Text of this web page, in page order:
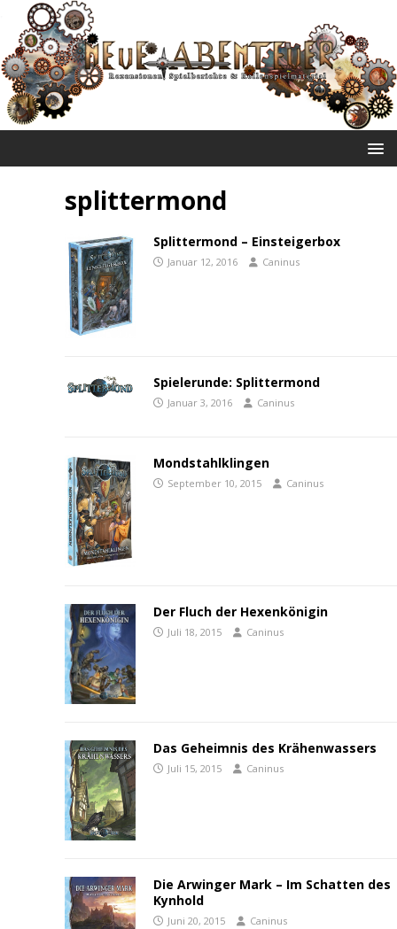
splittermond
Splittermond – Einsteigerbox
Januar 12, 2016 Caninus
Spielerunde: Splittermond
Januar 3, 2016 Caninus
Mondstahlklingen
September 10, 2015 Caninus
Der Fluch der Hexenkönigin
Juli 18, 2015 Caninus
Das Geheimnis des Krähenwassers
Juli 15, 2015 Caninus
Die Arwinger Mark – Im Schatten des
Kynhold
Juni 20, 2015 Caninus